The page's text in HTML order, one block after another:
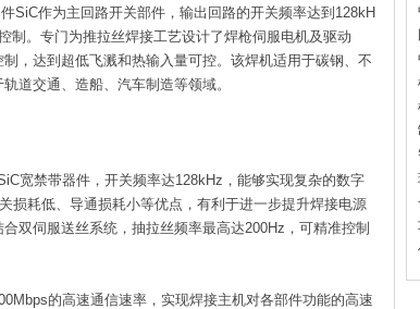
SiC作为主回路开关部件，输出回路的开关频率达到128kH
制。专门为推拉丝焊接工艺设计了焊枪伺服电机及驱动
，达到超低飞溅和热输入量可控。该焊机适用于碳钢、不
道交通、造船、汽车制造等领域。
宽禁带器件，开关频率达128kHz，能够实现复杂的数字
损耗低、导通损耗小等优点，有利于进一步提升焊接电源
双伺服送丝系统，抽拉丝频率最高达200Hz，可精准控制
的高速通信速率，实现焊接主机对各部件功能的高速